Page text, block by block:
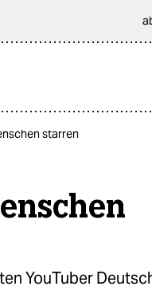
starren
YouTuber